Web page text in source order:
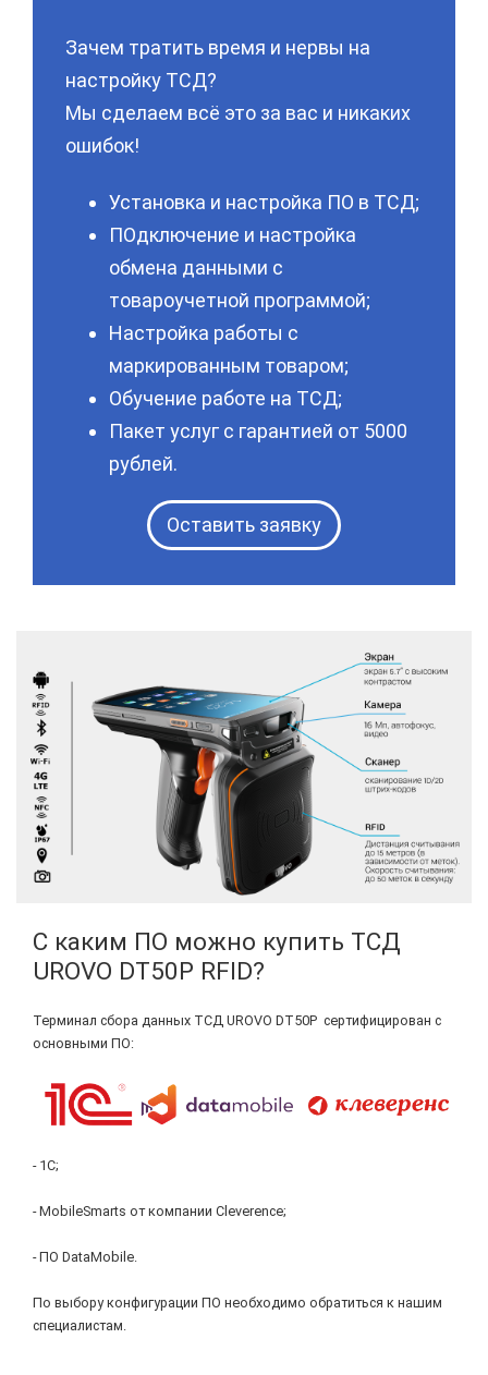
Зачем тратить время и нервы на
настройку ТСД?
Мы сделаем всё это за вас и никаких
ошибок!
Установка и настройка ПО в ТСД;
ПОдключение и настройка
обмена данными с
товароучетной программой;
Настройка работы с
маркированным товаром;
Обучение работе на ТСД;
Пакет услуг с гарантией от 5000
рублей.
Оставить заявку
С каким ПО можно купить ТСД
UROVO DT50P RFID?
Терминал сбора данных ТСД UROVO DT50P сертифицирован с
основными ПО:
- 1С;
- MobileSmarts от компании Cleverence;
- ПО DataMobile.
По выбору конфигурации ПО необходимо обратиться к нашим
специалистам.